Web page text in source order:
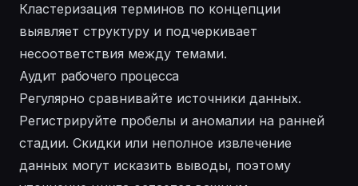
Кластеризация терминов по концепции
выявляет структуру и подчеркивает
несоответствия между темами.
Аудит рабочего процесса
Регулярно сравнивайте источники данных.
Регистрируйте пробелы и аномалии на ранней
стадии. Скидки или неполное извлечение
данных могут исказить выводы, поэтому